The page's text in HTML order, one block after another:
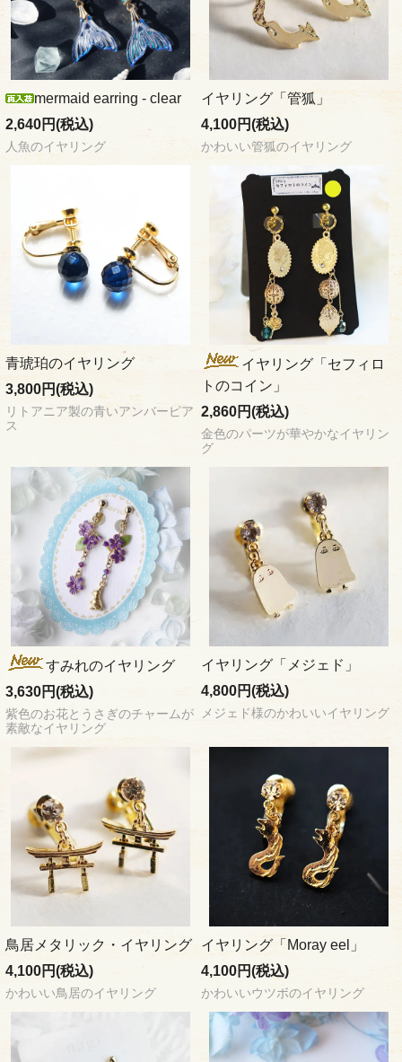
mermaid earring - clear
2,640円(税込)
人魚のイヤリング
イヤリング「管狐」
4,100円(税込)
かわいい管狐のイヤリング
青琥珀のイヤリング
3,800円(税込)
リトアニア製の青いアンバーピア
ス
イヤリング「セフィロ
トのコイン」
2,860円(税込)
金色のパーツが華やかなイヤリン
グ
すみれのイヤリング
3,630円(税込)
紫色のお花とうさぎのチャームが
素敵なイヤリング
イヤリング「メジェド」
4,800円(税込)
メジェド様のかわいいイヤリング
鳥居メタリック・イヤリング
4,100円(税込)
かわいい鳥居のイヤリング
イヤリング「Moray eel」
4,100円(税込)
かわいいウツボのイヤリング